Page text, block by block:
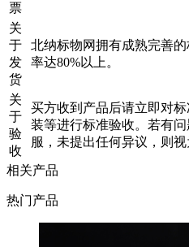
票
关
于
发
货
北纳标物网拥有成熟完善
率达80%以上。
关
于
验
收
买方收到产品后请立即对
装等进行标准验收。若有
服，未提出任何异议，则视
相关产品
热门产品